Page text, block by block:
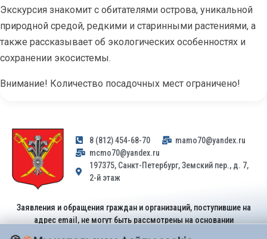
Экскурсия знакомит с обитателями острова, уникальной
природной средой, редкими и старинными растениями, а
также рассказывает об экологических особенностях и
сохранении экосистемы.
Внимание! Количество посадочных мест ограничено!
8 (812) 454-68-70
mamo70@yandex.ru
mcmo70@yandex.ru
197375, Санкт-Петербург, Земский пер., д. 7,
2-й этаж
Заявления и обращения граждан и организаций, поступившие на
адрес email, не могут быть рассмотрены на основании